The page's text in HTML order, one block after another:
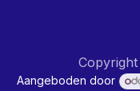
Aangeboden door